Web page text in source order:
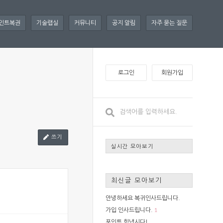
트복권 기술랩실 커뮤니티 공지 알림 자주 묻는 질문
쓰기
로그인 회원가입
실시간 모아보기
최신글 모아보기
안녕하세요 복귀인사드립니다.
가입 인사드립니다.
1